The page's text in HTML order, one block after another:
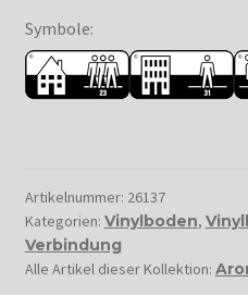
Symbole:
Artikelnummer: 26137
Kategorien: Vinylboden,
Verbindung
Alle Artikel dieser Kollektion: